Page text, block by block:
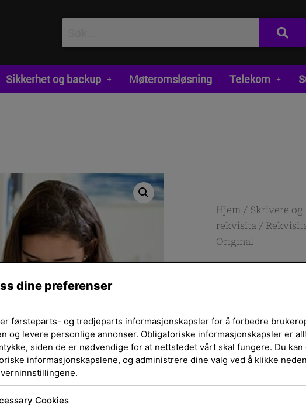
Sikkerhet og backup Møteromsløsning Telekom
Hjem / Skrivere og
rekvisita /
Original
Ink/
Original
dine preferenser
førsteparts- og tredjeparts informasjonskapsler for å forbedre
og levere personlige annonser. Obligatoriske informasjonskapsler er
siden de er nødvendige for at nettstedet vårt skal fungere. Du
informasjonskapslene, og administrere dine valg ved å klikke
Cookies